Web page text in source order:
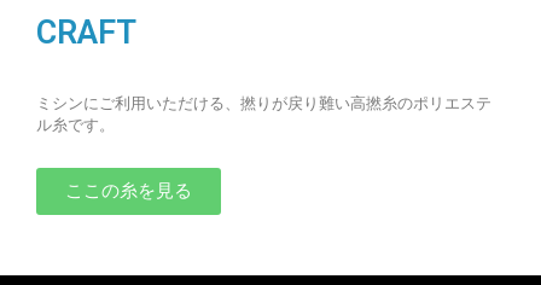
CRAFT
ミシンにご利用いただける、撚りが戻り難い高撚糸のポリエステ
ル糸です。
ここの糸を見る